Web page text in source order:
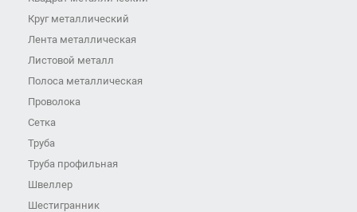
Круг металлический
Лента металлическая
Листовой металл
Полоса металлическая
Проволока
Сетка
Труба
Труба профильная
Швеллер
Шестигранник